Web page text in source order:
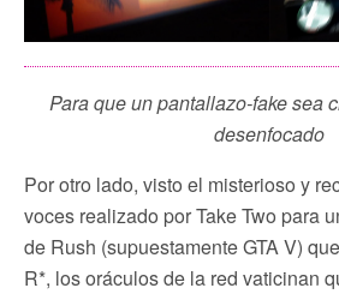
Para que un pantallazo-fake sea
desenfocado
Por otro lado, visto el misterioso y
voces realizado por Take Two para
de Rush (supuestamente GTA V)
R*, los oráculos de la red vaticinan